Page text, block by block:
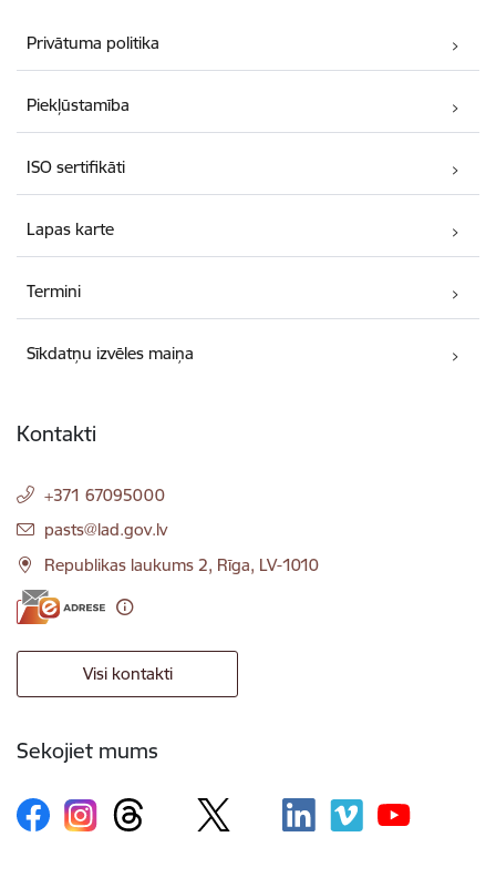
Privātuma politika
Piekļūstamība
ISO sertifikāti
Lapas karte
Termini
Sīkdatņu izvēles maiņa
Kontakti
+371 67095000
E-pasts:
pasts@lad.gov.lv
Republikas laukums 2, Rīga, LV-1010
Visi kontakti
Sekojiet mums